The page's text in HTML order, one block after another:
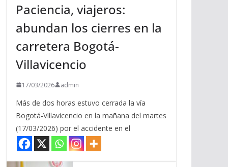
Paciencia, viajeros:
abundan los cierres en la
carretera Bogotá-
Villavicencio
17/03/2026 admin
Más de dos horas estuvo cerrada la vía
Bogotá-Villavicencio en la mañana del martes
(17/03/2026) por el accidente en el